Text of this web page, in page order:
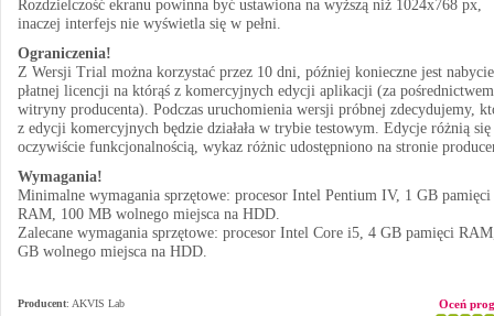
Rozdzielczość ekranu powinna być ustawiona na wyższą niż 1024x768 px,
inaczej interfejs nie wyświetla się w pełni.
Ograniczenia!
Z Wersji Trial można korzystać przez 10 dni, później konieczne jest nabycie
płatnej licencji na którąś z komercyjnych edycji aplikacji (za pośrednictwem
witryny producenta). Podczas uruchomienia wersji próbnej zdecydujemy,
z edycji komercyjnych będzie działała w trybie testowym. Edycje różnią się
oczywiście funkcjonalnością, wykaz różnic udostępniono na stronie
Wymagania!
Minimalne wymagania sprzętowe: procesor Intel Pentium IV, 1 GB pamięci
RAM, 100 MB wolnego miejsca na HDD.
Zalecane wymagania sprzętowe: procesor Intel Core i5, 4 GB pamięci
GB wolnego miejsca na HDD.
Producent: AKVIS Lab
Oceń